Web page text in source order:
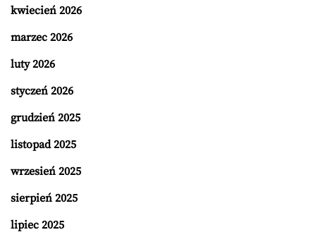
kwiecień 2026
marzec 2026
luty 2026
styczeń 2026
grudzień 2025
listopad 2025
wrzesień 2025
sierpień 2025
lipiec 2025